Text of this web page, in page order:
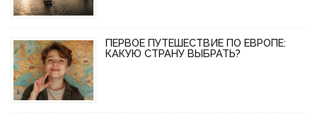
ПЕРВОЕ ПУТЕШЕСТВИЕ ПО ЕВРОПЕ:
КАКУЮ СТРАНУ ВЫБРАТЬ?